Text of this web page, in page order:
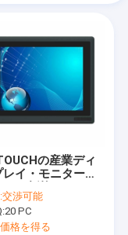
の産業ディ
レイ・モニター、
ニター
交渉可能
20 PC
格を得る